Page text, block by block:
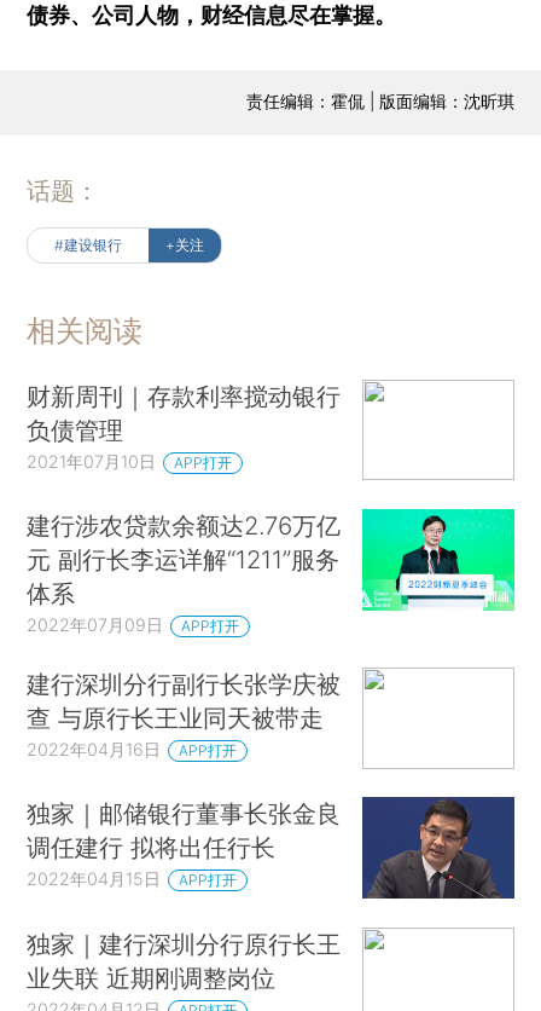
债券、公司人物，财经信息尽在掌握。
责任编辑：霍侃 | 版面编辑：沈昕琪
话题：
#建设银行 +关注
相关阅读
财新周刊｜存款利率搅动银行
负债管理
2021年07月10日 APP打开
建行涉农贷款余额达2.76万亿
元 副行长李运详解“1211”服务
体系
2022年07月09日 APP打开
建行深圳分行副行长张学庆被
查 与原行长王业同天被带走
2022年04月16日 APP打开
独家｜邮储银行董事长张金良
调任建行 拟将出任行长
2022年04月15日 APP打开
独家｜建行深圳分行原行长王
业失联 近期刚调整岗位